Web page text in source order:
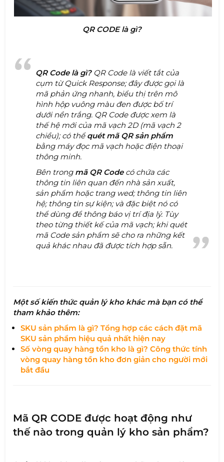
QR CODE là gì?
QR Code là gì? QR Code là viết tắt của
cụm từ Quick Response; đây được gọi là
mã phản ứng nhanh, biểu thị trên mô
hình hộp vuông màu đen được bố trí
dưới nền trắng. QR Code được xem là
thế hệ mới của mã vạch 2D (mã vạch 2
chiều); có thểquét mã QR sản phẩm
bằng máy đọc mã vạch hoặc điện thoại
thông minh.
Bên trong mã QR Code có chứa các
thông tin liên quan đến nhà sản xuất,
sản phẩm hoặc trang wed; thông tin liên
hệ; thông tin sự kiện; và đặc biệt nó có
thể dùng để thông báo vị trí địa lý. Tùy
theo từng thiết kế của mã vạch; khi quét
mã Code sản phẩm sẽ cho ra những kết
quả khác nhau đã được tích hợp sẵn.
Một số kiến thức quản lý kho khác mà bạn có thể
tham khảo thêm:
SKU sản phẩm là gì? Tổng hợp các cách đặt mã
SKU sản phẩm hiệu quả nhất hiện nay
Số vòng quay hàng tồn kho là gì? Công thức tính
vòng quay hàng tồn kho đơn giản cho người mới
bắt đầu
Mã QR CODE được hoạt động như
thế nào trong quản lý kho sản phẩm?